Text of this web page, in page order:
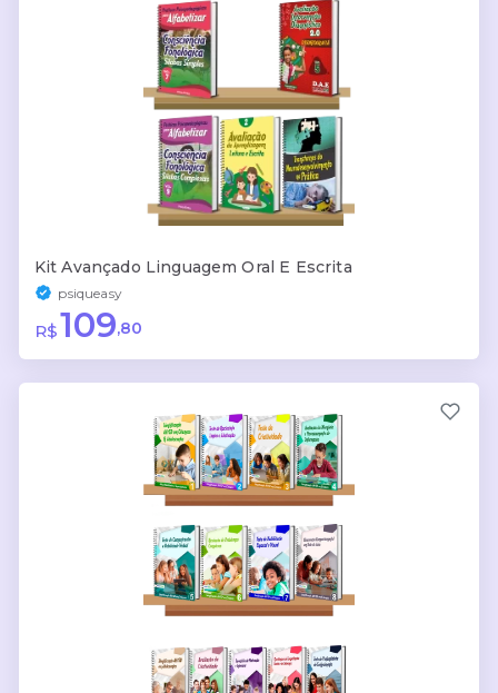
Kit Avançado Linguagem Oral E Escrita
psiqueasy
R$109,80